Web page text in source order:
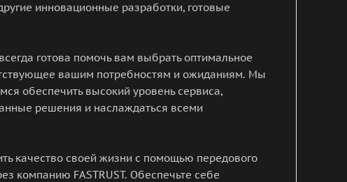
инновационные разработки, готовые
готова помочь вам выбрать оптимальное
вашим потребностям и ожиданиям. Мы
обеспечить высокий уровень сервиса,
решения и наслаждаться всеми
качество своей жизни с помощью передового
компанию FASTRUST. Обеспечьте себе